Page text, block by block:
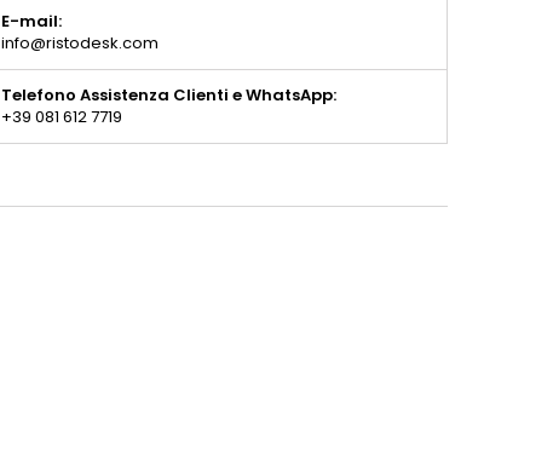
E-mail:
info@ristodesk.com
Telefono Assistenza Clienti e WhatsApp:
+39 081 612 7719